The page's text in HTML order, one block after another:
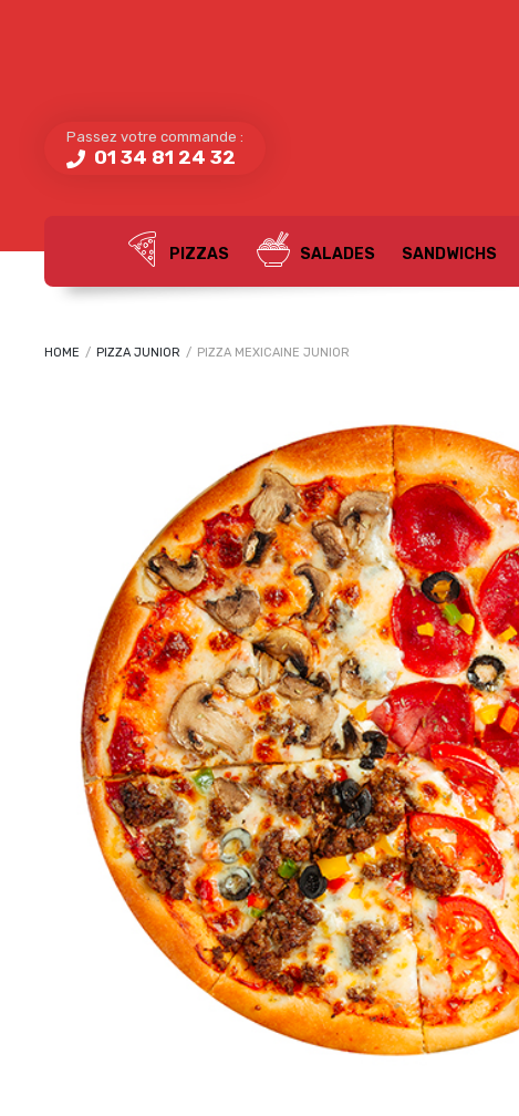
Passez votre commande :
01 34 81 24 32
PIZZAS SALADES SANDWICHS
HOME / PIZZA JUNIOR / PIZZA MEXICAINE JUNIOR